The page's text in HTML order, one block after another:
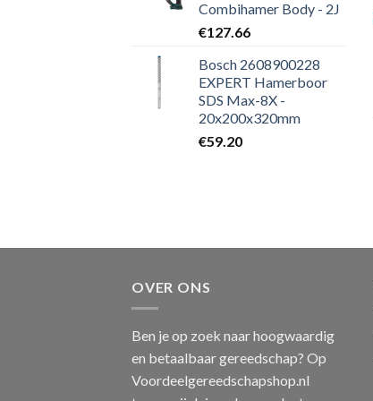
Combihamer Body - 2J
€127.66
Bosch 2608900228
EXPERT Hamerboor
SDS Max-8X -
20x200x320mm
€59.20
OVER ONS
Ben je op zoek naar hoogwaardig
en betaalbaar gereedschap? Op
Voordeelgereedschapshop.nl